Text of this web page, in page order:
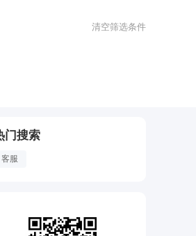
清空筛选条件
门搜索
客服